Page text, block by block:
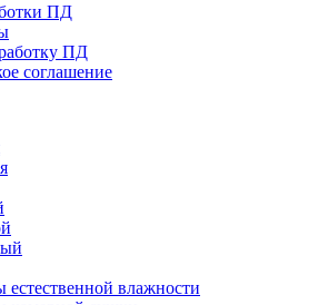
ПД
ПД
соглашение
влажности